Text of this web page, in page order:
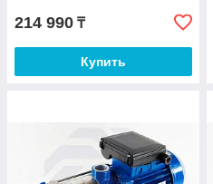
214 990 ₸
Купить